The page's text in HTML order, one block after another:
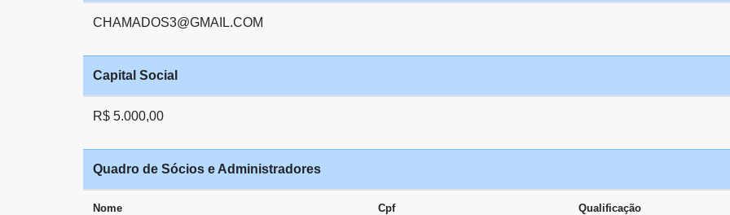
CHAMADOS3@GMAIL.COM
Capital Social
R$ 5.000,00
Quadro de Sócios e Administradores
Nome Cpf Qualificação